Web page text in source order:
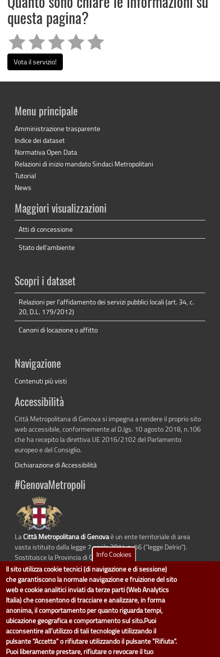
Quanto sono chiare le informazioni su
questa pagina?
Vota il servizio!
Menu principale
Amministrazione trasparente
Indice dei dataset
Normativa Open Data
Relazioni di inizio mandato Sindaci Metropolitani
Tutorial
News
Maggiori visualizzazioni
Atti di concessione
Stato dell'ambiente
Scopri i dataset
Relazioni per l'affidamento dei servizi pubblici locali (art. 34, c.
20, D.L. 179/2012)
Canoni di locazione o affitto
Navigazione
Contenuti più visti
Accessibilità
Città Metropolitana di Genova si impegna a rendere il proprio sito
web accessibile, conformemente al D.lgs. 10 agosto 2018, n.106
che ha recepito la direttiva UE 2016/2102 del Parlamento
europeo e del Consiglio.
Dichiarazione di Accessibilità
#GenovaMetropoli
LaCittà Metropolitana di Genovaè un ente territoriale di area
vasta istituito dalla legge 7 aprile 2014 n. 56 (“legge Delrio”).
Sostituisce la Provincia di Genova.
dati.cittametropolitana.genova.itè il progetto "Open Data" della
Metropolitana di Genova.
Il design e la gestione sono a cura del Servizio Sistemi Informativi. Ogni
Direzione è responsabile per la parte di "dati" e "dataset".
accedi (area riservata)|contatti|privacy| Statistiche
Info Cookies
Il sito utilizza cookie tecnici (di navigazione e di sessione)
che garantiscono la normale navigazione e fruizione del sito
web e cookie analitici inviati da terze parti (Web Analytics
Italia) che consentono di tracciare e analizzare, in forma
anonima, il comportamento per quanto riguarda tempi,
ubicazione geografica e comportamento sul sito.Puoi
acconsentire all’utilizzo di tali tecnologie utilizzando il
pulsante “Accetta” o rifiutare utilizzando il pulsante "Rifiuta".
Puoi liberamente prestare, rifiutare o revocare il tuo